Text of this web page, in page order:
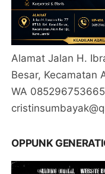
Alamat Jalan H.
Besar, Kecamatan
WA
OPPUNK